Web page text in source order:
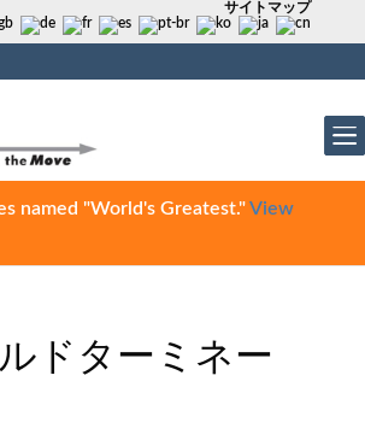
サイトマップ
named "World's Greatest."View
ドターミネー